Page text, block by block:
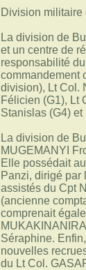
Division militaire
La division de
et un centre de
responsabilité
commandement
division), Lt Col.
Félicien (G1), Lt
Stanislas (G4)
La division de
MUGEMANYI
Elle possédait
Panzi, dirigé par
assistés du Cpt
(ancienne
comprenait
Séraphine.
nouvelles
du Lt Col.